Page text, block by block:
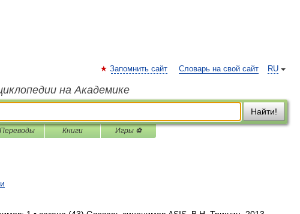
RU
Запомнить сайт Словарь на свой сайт
на Академике
Найти!
Переводы Книги Игры ⚽